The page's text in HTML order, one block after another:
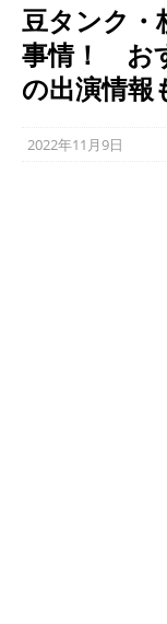
豆タンク・
事情！ お
の出演情報
2022年11月9日